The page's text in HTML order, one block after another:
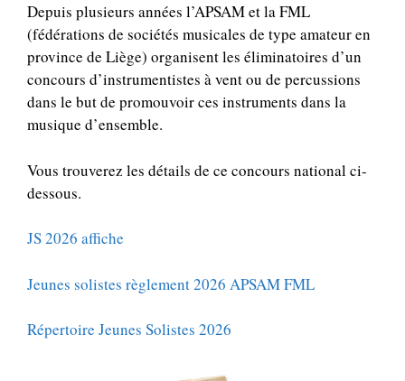
Depuis plusieurs années l’APSAM et la FML
(fédérations de sociétés musicales de type amateur en
province de Liège) organisent les éliminatoires d’un
concours d’instrumentistes à vent ou de percussions
dans le but de promouvoir ces instruments dans la
musique d’ensemble.
Vous trouverez les détails de ce concours national ci-
dessous.
JS 2026 affiche
Jeunes solistes règlement 2026 APSAM FML
Répertoire Jeunes Solistes 2026